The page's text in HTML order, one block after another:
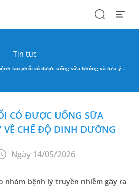
SearchOpen
Tin tức
lao phổi có được uống sữa không và lưu ý về chế độ dinh dưỡng
CÓ ĐƯỢC UỐNG SỮA
VỀ CHẾ ĐỘ DINH DƯỠNG
Ngày 14/05/2026
nhóm bệnh lý truyền nhiễm gây ra